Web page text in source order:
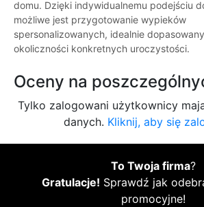
domu. Dzięki indywidualnemu podejściu
możliwe jest przygotowanie wypieków
spersonalizowanych, idealnie
okoliczności konkretnych uroczystości.
Oceny na
Tylko zalogowani użytkownicy
danych. Kliknij, aby się
To Twoja firma?
Gratulacje! Sprawdź jak
promocyjne!